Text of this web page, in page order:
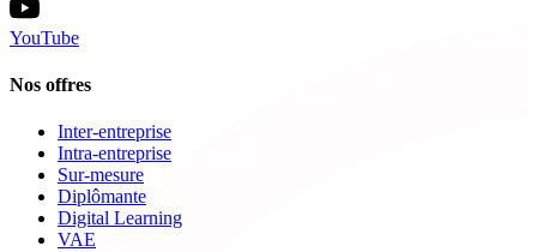
YouTube
Nos offres
Inter-entreprise
Intra-entreprise
Sur-mesure
Diplômante
Digital Learning
VAE